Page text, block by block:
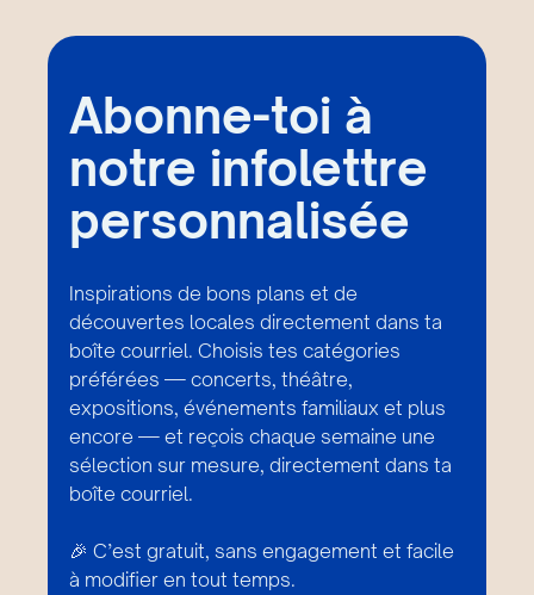
Abonne-toi à
notre infolettre
personnalisée
Inspirations de bons plans et de
découvertes locales directement dans ta
boîte courriel. Choisis tes catégories
préférées — concerts, théâtre,
expositions, événements familiaux et plus
encore — et reçois chaque semaine une
sélection sur mesure, directement dans ta
boîte courriel.
🎉 C’est gratuit, sans engagement et facile
à modifier en tout temps.